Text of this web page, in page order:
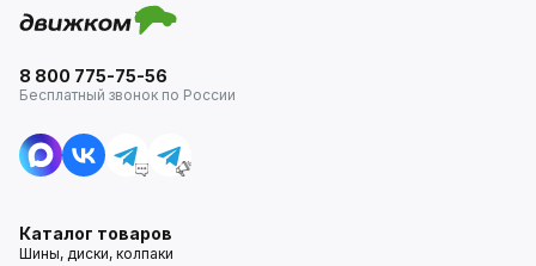
8 800 775-75-56
Бесплатный звонок по России
Каталог товаров
Шины, диски, колпаки